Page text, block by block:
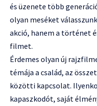
és üzenete több
olyan meséket
akció, hanem a történet
filmet.
Érdemes olyan új
témája a család, az
közötti kapcsolat.
kapaszkodót, saját